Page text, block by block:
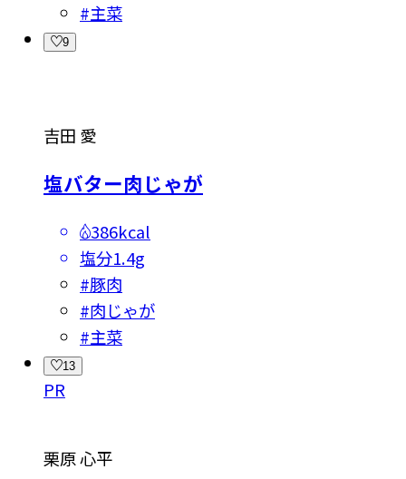
#主菜
9
吉田 愛
塩バター肉じゃが
386kcal
塩分1.4g
#豚肉
#肉じゃが
#主菜
13
PR
栗原 心平